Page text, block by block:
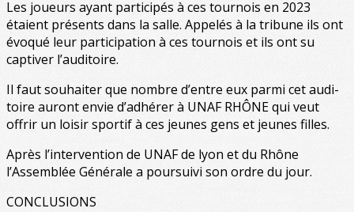
Les joueurs ayant participés à ces tournois en 2023
étaient présents dans la salle. Appelés à la tribune ils ont
évoqué leur participation à ces tournois et ils ont su
captiver l’auditoire.
Il faut souhaiter que nombre d’entre eux parmi cet audi-
toire auront envie d’adhérer à UNAF RHÔNE qui veut
offrir un loisir sportif à ces jeunes gens et jeunes filles.
Après l’intervention de UNAF de lyon et du Rhône
l’Assemblée Générale a poursuivi son ordre du jour.
CONCLUSIONS